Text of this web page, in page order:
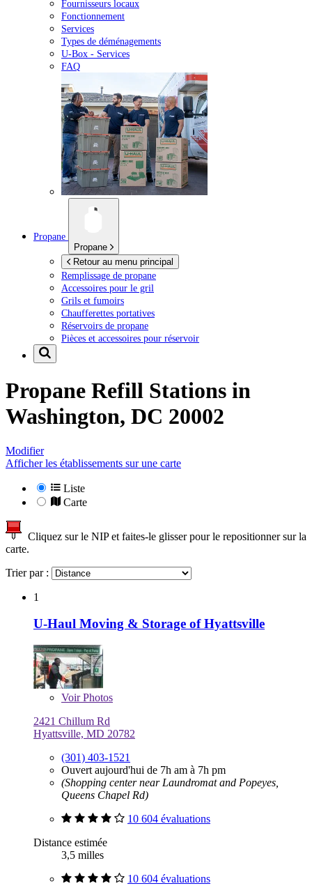
Fournisseurs locaux
Fonctionnement
Services
Types de déménagements
U-Box - Services
FAQ
Propane
Propane
Retour au menu principal
Remplissage de propane
Accessoires pour le gril
Grils et fumoirs
Chaufferettes portatives
Réservoirs de propane
Pièces et accessoires pour réservoir
Propane Refill Stations in
Washington, DC 20002
Modifier
Afficher les établissements sur une carte
Liste
Carte
Cliquez sur le NIP et faites-le glisser pour le repositionner sur la
carte.
Trier par :
1
U-Haul Moving & Storage of Hyattsville
VoirPhotos
2421 Chillum Rd
Hyattsville, MD 20782
(301) 403-1521
Ouvert aujourd'hui de 7h am à 7h pm
(Shopping center near Laundromat and Popeyes,
Queens Chapel Rd)
10 604 évaluations
Distance estimée
3,5 milles
10 604 évaluations